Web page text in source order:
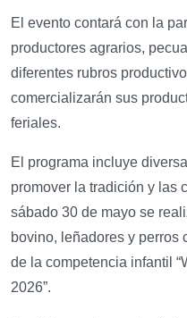
El evento contará con la
productores agrarios,
diferentes rubros
comercializarán sus
feriales.
El programa incluye
promover la tradición y las
sábado 30 de mayo se
bovino, leñadores y perros
de la competencia infantil
2026”.